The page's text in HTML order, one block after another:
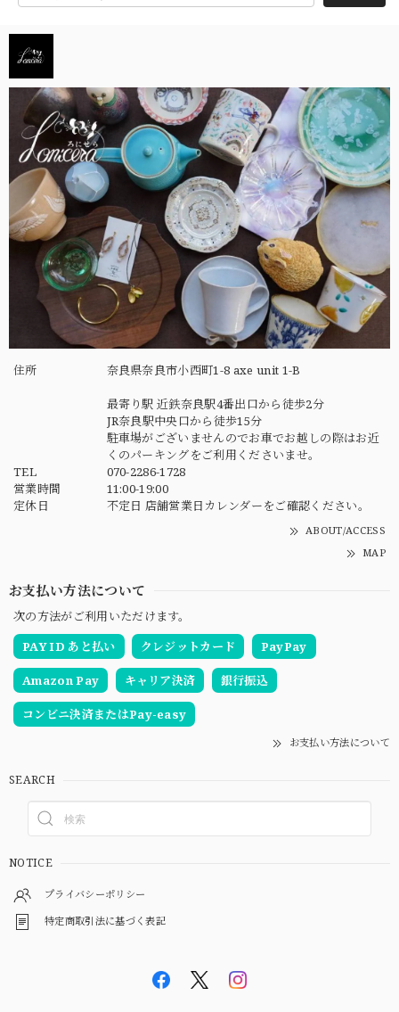
住所 奈良県奈良市小西町1-8 axe unit 1-B
最寄り駅 近鉄奈良駅4番出口から徒歩2分
JR奈良駅中央口から徒歩15分
駐車場がございませんのでお車でお越しの際はお近
くのパーキングをご利用くださいませ。
TEL
070-2286-1728
営業時間
11:00-19:00
定休日
不定日 店舗営業日カレンダーをご確認ください。
ABOUT/ACCESS
MAP
お支払い方法について
次の方法がご利用いただけます。
PAY ID あと払い
クレジットカード PayPay
Amazon Pay キャリア決済 銀行振込
コンビニ決済またはPay-easy
お支払い方法について
SEARCH
NOTICE
プライバシーポリシー
特定商取引法に基づく表記